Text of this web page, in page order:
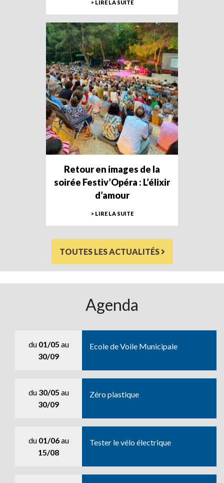
> LIRE LA SUITE
Retour en images de la
soirée Festiv’Opéra : L’élixir
d’amour
> LIRE LA SUITE
TOUTES LES ACTUALITÉS
Agenda
du 01/05 au
30/09
Ecole de Voile Municipale
du 30/05 au
30/09
Zéro plastique
du 01/06au
15/08
Tester le vélo électrique